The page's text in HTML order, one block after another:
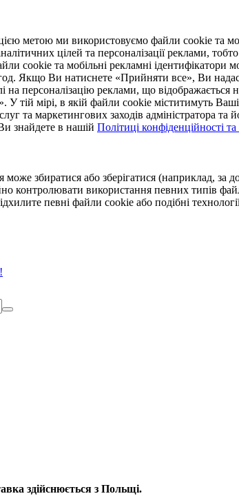
метою ми використовуємо файли cookie та
цілей та персоналізації реклами,
cookie та мобільні рекламні ідентифікатори
Якщо Ви натиснете «Прийняти все», Ви
персоналізацію реклами, що
тій мірі, в якій файли cookie міститимуть
та маркетингових заходів адміністратора
знайдете в нашій Політиці конфіденційності
може збиратися або зберігатися (наприклад,
контролювати використання певних типів
певні файли cookie або подібні
здійснюється з Польщі.